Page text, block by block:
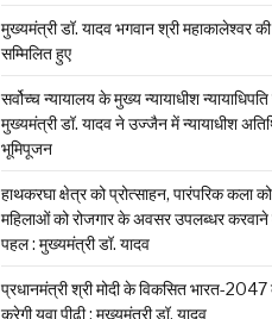
मुख्यमंत्री डॉ. यादव भगवान श्री महाकालेश्‍वर
सम्मिलित हुए
सर्वोच्च न्यायालय के मुख्‍य न्‍यायाधीश
मुख्यमंत्री डॉ. यादव ने उज्जैन में न्यायाधीश
भूमिपूजन
हाथकरघा क्षेत्र को प्रोत्साहन, पारंपरिक कला
महिलाओं को रोजगार के अवसर उपलब्धर करवाने
पहल : मुख्यमंत्री डॉ. यादव
प्रधानमंत्री श्री मोदी के विकसित भारत-
करेगी युवा पीढ़ी : मुख्यमंत्री डॉ. यादव